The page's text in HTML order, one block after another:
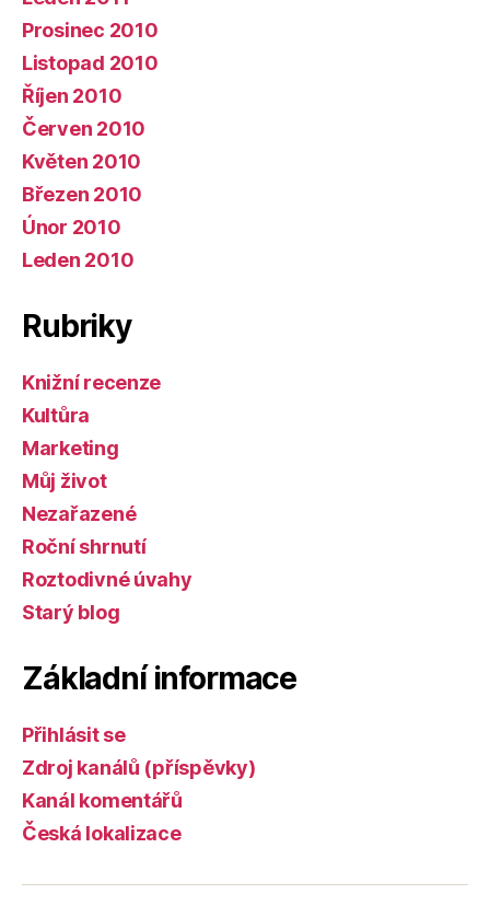
Prosinec 2010
Listopad 2010
Říjen 2010
Červen 2010
Květen 2010
Březen 2010
Únor 2010
Leden 2010
Rubriky
Knižní recenze
Kultůra
Marketing
Můj život
Nezařazené
Roční shrnutí
Roztodivné úvahy
Starý blog
Základní informace
Přihlásit se
Zdroj kanálů (příspěvky)
Kanál komentářů
Česká lokalizace